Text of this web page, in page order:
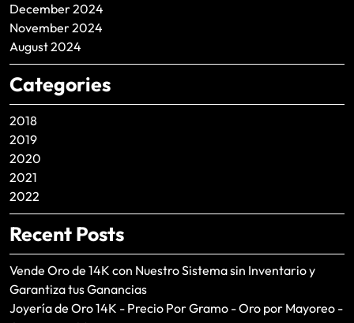
December 2024
November 2024
August 2024
Categories
2018
2019
2020
2021
2022
Recent Posts
Vende Oro de 14K con Nuestro Sistema sin Inventario y
Garantiza tus Ganancias
Joyería de Oro 14K - Precio Por Gramo - Oro por Mayoreo -